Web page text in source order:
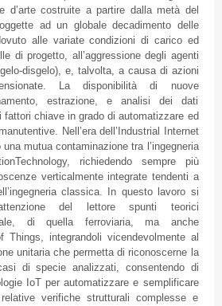
d’arte costruite a partire dalla metà del
ad un globale decadimento delle
alle variate condizioni di carico ed
di progetto, all’aggressione degli agenti
disgelo), e, talvolta, a causa di azioni
La disponibilità di nuove
estrazione, e analisi dei dati
fattori chiave in grado di automatizzare ed
Nell’era dell’Industrial Internet
mutua contaminazione tra l’ingegneria
richiedendo sempre più
verticalmente integrate tendenti a
classica. In questo lavoro si
del lettore spunti teorici
di quella ferroviaria, ma anche
Things, integrandoli vicendevolmente al
unitaria che permetta di riconoscerne la
di specie analizzati, consentendo di
IoT per automatizzare e semplificare
verifiche strutturali complesse e